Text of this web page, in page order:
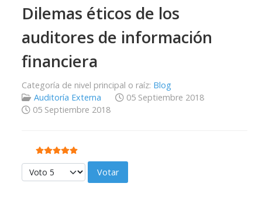
Dilemas éticos de los
auditores de información
financiera
Categoría de nivel principal o raíz: Blog
Auditoría Externa
05 Septiembre 2018
05 Septiembre 2018
Ratio:5/5
Por favor, vote